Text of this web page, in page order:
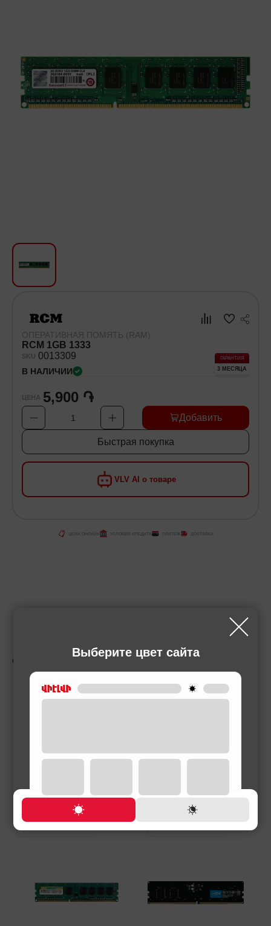
Выберите цвет сайта
Аудиотехника для автомобилей
Посуда
VLV AI о товаре
ОПЕРАТИВНАЯ ПОМЯТЬ (RAM)
RCM 1GB 1333
SKU 0013309
В НАЛИЧИИ
ГАРАНТИЯ
3 МЕСЯЦА
ЦЕНА 5,900 ֏
1 Добавить
Быстрая покупка
ЦЕНА ОНЛАЙН УСЛОВИЯ КРЕДИТА ПЛАТЕЖ ДОСТАВКА
СОПУТСТВУЮЩИЕ ТОВАРЫ